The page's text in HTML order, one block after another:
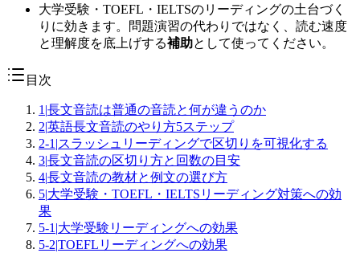
大学受験・TOEFL・IELTSのリーディングの土台づく
りに効きます。問題演習の代わりではなく、読む速度
と理解度を底上げする補助として使ってください。
目次
1 |長文音読は普通の音読と何が違うのか
2|英語長文音読のやり方5ステップ
2-1 |スラッシュリーディングで区切りを可視化する
3|長文音読の区切り方と回数の目安
4|長文音読の教材と例文の選び方
5|大学受験・TOEFL・IELTSリーディング対策への効
果
5-1 |大学受験リーディングへの効果
5-2|TOEFLリーディングへの効果